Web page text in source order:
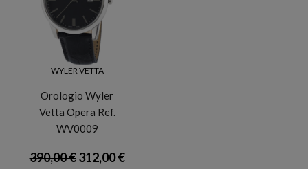
WYLER VETTA
Orologio Wyler
Vetta Opera Ref.
WV0009
390,00 €312,00 €